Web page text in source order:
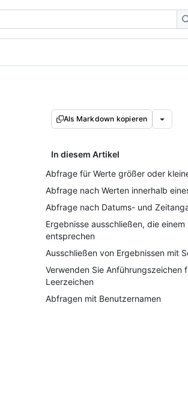
Als Markdown kopieren
In diesem Artikel
Abfrage für Werte größer oder
Abfrage nach Werten innerhalb
Abfrage nach Datums- und
Ergebnisse ausschließen, die
entsprechen
Ausschließen von Ergebnissen mit
Verwenden Sie Anführungszeichen
Leerzeichen
Abfragen mit Benutzernamen